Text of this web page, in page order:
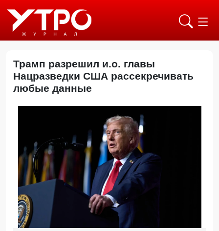
Трамп разрешил и.о. главы
Нацразведки США рассекречивать
любые данные